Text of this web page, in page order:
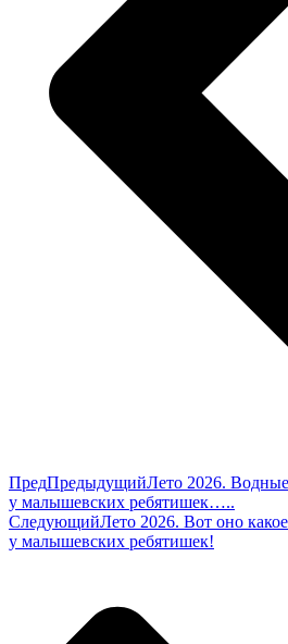
ПредПредыдущийЛето 2026.
у малышевских ребятишек…..
СледующийЛето 2026. Вот оно
у малышевских ребятишек!